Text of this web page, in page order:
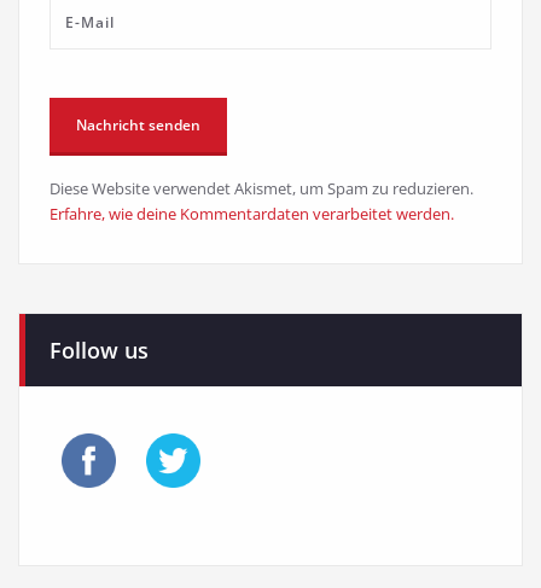
Diese Website verwendet Akismet, um Spam zu reduzieren.
Erfahre, wie deine Kommentardaten verarbeitet werden.
Follow us